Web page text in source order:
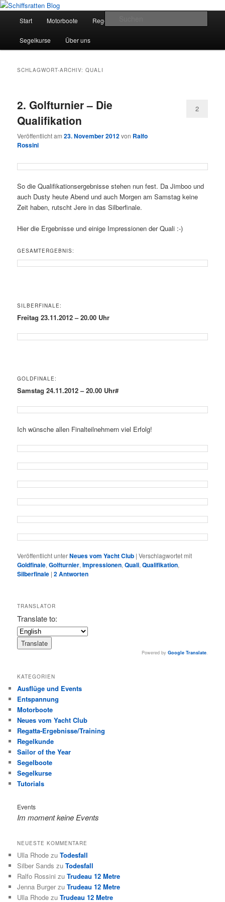
Zum
springen
Zum
springenSchiffsratten Blog
Segelsport in Second Life
Start Motorboote Regelkunde
Segelkurse Über uns
SCHLAGWORT-ARCHIV:QUALI
2. Golfturnier – Die
Qualifikation
Veröffentlicht am23. November 2012von Ralfo
Rossini
2
So die Qualifikationsergebnisse stehen nun fest. Da Jimboo und
auch Dusty heute Abend und auch Morgen am Samstag keine
Zeit haben, rutscht Jere in das Silberfinale.
Hier die Ergebnisse und einige Impressionen der Quali :-)
GESAMTERGEBNIS:
SILBERFINALE:
Freitag 23.11.2012 – 20.00 Uhr
GOLDFINALE:
Samstag 24.11.2012 – 20.00 Uhr#
Ich wünsche allen Finalteilnehmern viel Erfolg!
Veröffentlicht unterNeues vom Yacht Club |Verschlagwortet mit
Goldfinale,Golfturnier,Impressionen,Quali,Qualifikation,
Silberfinale |2Antworten
TRANSLATOR
Translate to:
Powered by Google Translate.
KATEGORIEN
Ausflüge und Events
Entspannung
Motorboote
Neues vom Yacht Club
Regatta-Ergebnisse/Training
Regelkunde
Sailor of the Year
Segelboote
Segelkurse
Tutorials
Events
Im moment keine Events
NEUESTE KOMMENTARE
Ulla Rhode zuTodesfall
Silber Sands zuTodesfall
Ralfo Rossini zuTrudeau 12 Metre
Jenna Burger zuTrudeau 12 Metre
Ulla Rhode zuTrudeau 12 Metre